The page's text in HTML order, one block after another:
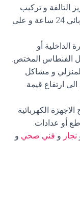
التالفة و تركيب
اخرى بنوعيات ممتازة عبر عامل كهربائي 24 ساعة و على
الداخلية أو
الفنطاس المختص.
و مشاكل
ارتفاع قيمة
الكهربائية
أو عدادات.
نجار و فني صحي و